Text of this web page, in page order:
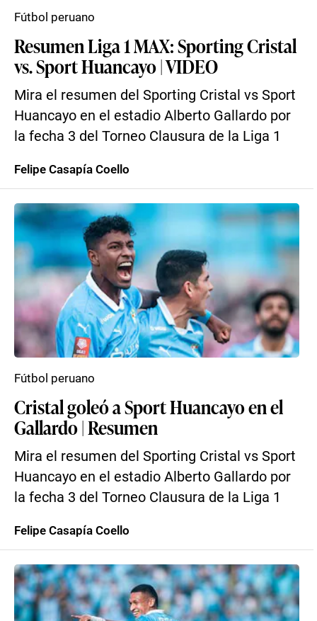
Resumen Liga 1 MAX: Sporting Cristal
vs. Sport Huancayo | VIDEO
Mira el resumen del Sporting Cristal vs Sport
Huancayo en el estadio Alberto Gallardo por
la fecha 3 del Torneo Clausura de la Liga 1
Fútbol peruano
Felipe Casapía Coello
Cristal goleó a Sport Huancayo en el
Gallardo | Resumen
Mira el resumen del Sporting Cristal vs Sport
Huancayo en el estadio Alberto Gallardo por
la fecha 3 del Torneo Clausura de la Liga 1
Fútbol peruano
Felipe Casapía Coello